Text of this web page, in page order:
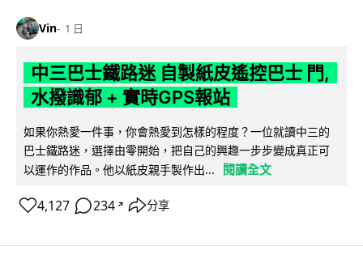
Vin 1 日
中三巴士鐵路迷 自製紙皮遙控巴士 門,
水撥識郁 + 實時GPS報站
如果你熱愛一件事，你會熱愛到怎樣的程度？一位就讀中三的
巴士鐵路迷，選擇由零開始，把自己的興趣一步步變成真正可
以運作的作品。他以紙皮親手製作出...
閱讀全文
4,127 234 ↗ 分享